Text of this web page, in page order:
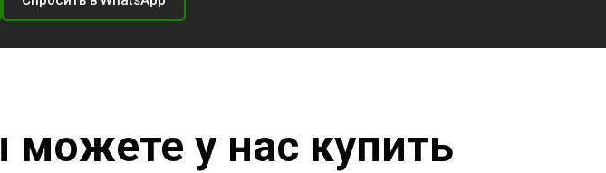
у нас купить